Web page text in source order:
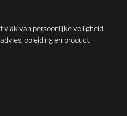
vlak van persoonlijke veiligheid
opleiding en product.